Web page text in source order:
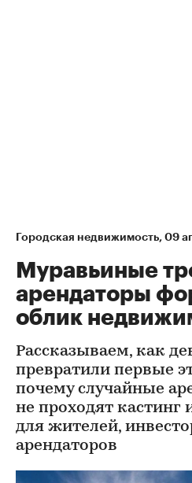
Городская недвижимость 09
Муравьиные
арендаторы
облик
Рассказываем, как
превратили первые
почему случайные
не проходят кастинг
для жителей,
арендаторов